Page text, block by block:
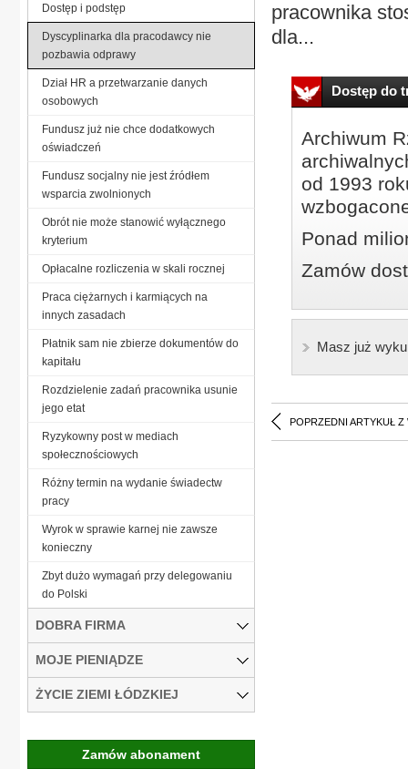
pracownika
dla...
Dostęp do
Archiwum
od 1993
Ponad
Zamów
Masz już
POPRZEDNI ARTYKUŁ Z
Dostęp i podstęp
Dyscyplinarka dla pracodawcy nie
pozbawia odprawy
Dział HR a przetwarzanie danych
osobowych
Fundusz już nie chce dodatkowych
oświadczeń
Fundusz socjalny nie jest źródłem
wsparcia zwolnionych
Obrót nie może stanowić wyłącznego
kryterium
Opłacalne rozliczenia w skali rocznej
Praca ciężarnych i karmiących na
innych zasadach
Płatnik sam nie zbierze dokumentów do
kapitału
Rozdzielenie zadań pracownika usunie
jego etat
Ryzykowny post w mediach
społecznościowych
Różny termin na wydanie świadectw
pracy
Wyrok w sprawie karnej nie zawsze
konieczny
Zbyt dużo wymagań przy delegowaniu
do Polski
DOBRA FIRMA
MOJE PIENIĄDZE
ŻYCIE ZIEMI ŁÓDZKIEJ
Zamów abonament